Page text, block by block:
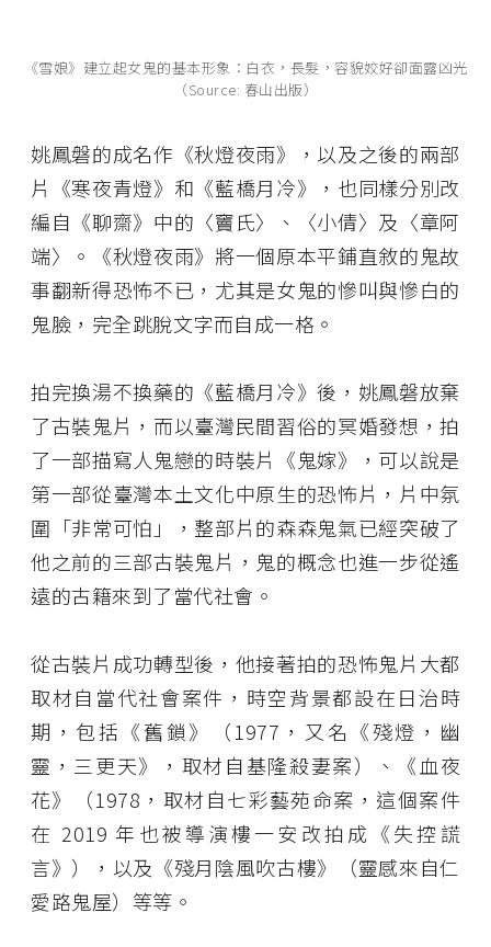
《雪娘》建立起女鬼的基本形象：白衣，長髮，容貌姣好卻面露凶光
（Source: 春山出版）
姚鳳磐的成名作《秋燈夜雨》，以及之後的兩部
片《寒夜青燈》和《藍橋月冷》，也同樣分別改
編自《聊齋》中的〈竇氏〉、〈小倩〉及〈章阿
端〉。《秋燈夜雨》將一個原本平鋪直敘的鬼故
事翻新得恐怖不已，尤其是女鬼的慘叫與慘白的
鬼臉，完全跳脫文字而自成一格。
拍完換湯不換藥的《藍橋月冷》後，姚鳳磐放棄
了古裝鬼片，而以臺灣民間習俗的冥婚發想，拍
了一部描寫人鬼戀的時裝片《鬼嫁》，可以說是
第一部從臺灣本土文化中原生的恐怖片，片中氛
圍「非常可怕」，整部片的森森鬼氣已經突破了
他之前的三部古裝鬼片，鬼的概念也進一步從遙
遠的古籍來到了當代社會。
從古裝片成功轉型後，他接著拍的恐怖鬼片大都
取材自當代社會案件，時空背景都設在日治時
期，包括《舊鎖》（1977，又名《殘燈，幽
靈，三更天》，取材自基隆殺妻案）、《血夜
花》（1978，取材自七彩藝苑命案，這個案件
在 2019 年也被導演樓一安改拍成《失控謊
言》），以及《殘月陰風吹古樓》（靈感來自仁
愛路鬼屋）等等。